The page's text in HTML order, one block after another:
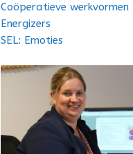
Coöperatieve werkvormen
Energizers
SEL: Emoties